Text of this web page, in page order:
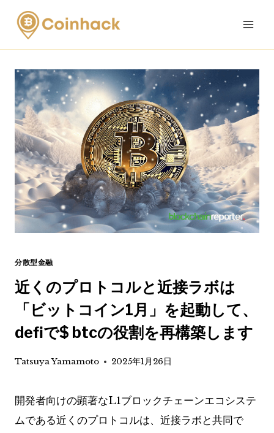
Skip
content
分散型金融
近くのプロトコルと近接ラボは
「ビットコイン1月」を起動して、
defiで$ btcの役割を再構築します
Tatsuya Yamamoto 2025年1月26日
開発者向けの顕著なL1ブロックチェーンエコシステ
ムである近くのプロトコルは、近接ラボと共同で